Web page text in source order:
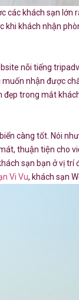
khách sạn
khách nhận
nỗi tiếng
nhận được
trong mắt
càng tốt. Nói
thuận tiện cho
sạn bạn ở vị
Vi Vu, khách sạn